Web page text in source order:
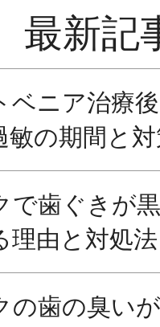
最新記
ベニア治療
敏の期間と
で歯ぐきが
理由と対処
の歯の臭い